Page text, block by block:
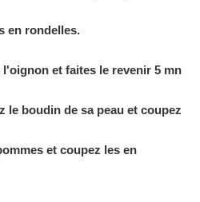
en rondelles.
l'oignon et faites le revenir 5 mn
le boudin de sa peau et coupez
et coupez les en